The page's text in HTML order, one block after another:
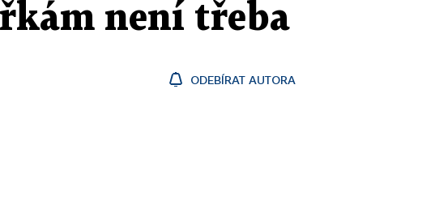
není třeba
ODEBÍRAT AUTORA